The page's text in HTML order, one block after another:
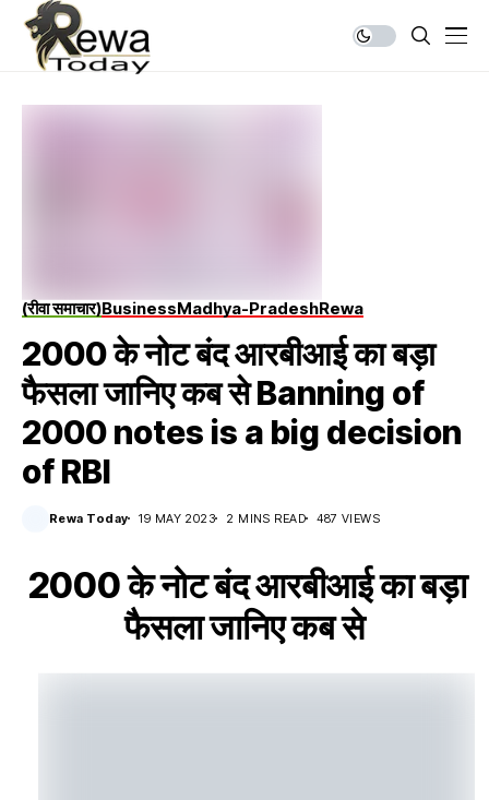
(रीवा समाचार)BusinessMadhya-PradeshRewa
2000 के नोट बंद आरबीआई का बड़ा
फैसला जानिए कब से Banning of
2000 notes is a big decision
of RBI
Rewa Today 19 MAY 2023 2 MINS READ 487 VIEWS
2000 के नोट बंद आरबीआई का बड़ा
फैसला जानिए कब से